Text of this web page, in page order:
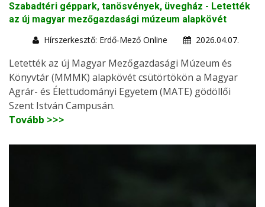
Szabadtéri géppark, tanösvények, üvegház - Letették
az új magyar mezőgazdasági múzeum alapkövét
Hírszerkesztő: Erdő-Mező Online
2026.04.07.
Letették az új Magyar Mezőgazdasági Múzeum és
Könyvtár (MMMK) alapkövét csütörtökön a Magyar
Agrár- és Élettudományi Egyetem (MATE) gödöllői
Szent István Campusán.
Tovább >>>